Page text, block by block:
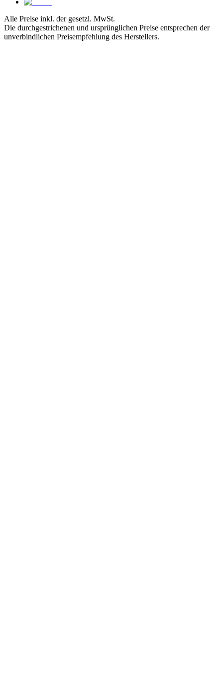
Alle Preise inkl. der gesetzl. MwSt.
Die durchgestrichenen und ursprünglichen Preise entsprechen der
unverbindlichen Preisempfehlung des Herstellers.